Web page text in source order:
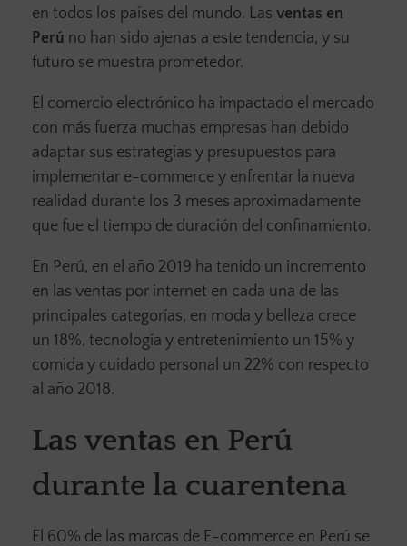
en todos los países del mundo. Las ventas en
Perú no han sido ajenas a este tendencia, y su
futuro se muestra prometedor.
El comercio electrónico ha impactado el mercado
con más fuerza muchas empresas han debido
adaptar sus estrategias y presupuestos para
implementar e-commerce y enfrentar la nueva
realidad durante los 3 meses aproximadamente
que fue el tiempo de duración del confinamiento.
En Perú, en el año 2019 ha tenido un incremento
en las ventas por internet en cada una de las
principales categorías, en moda y belleza crece
un 18%, tecnología y entretenimiento un 15% y
comida y cuidado personal un 22% con respecto
al año 2018.
Las ventas en Perú
durante la cuarentena
El 60% de las marcas de E-commerce en Perú se